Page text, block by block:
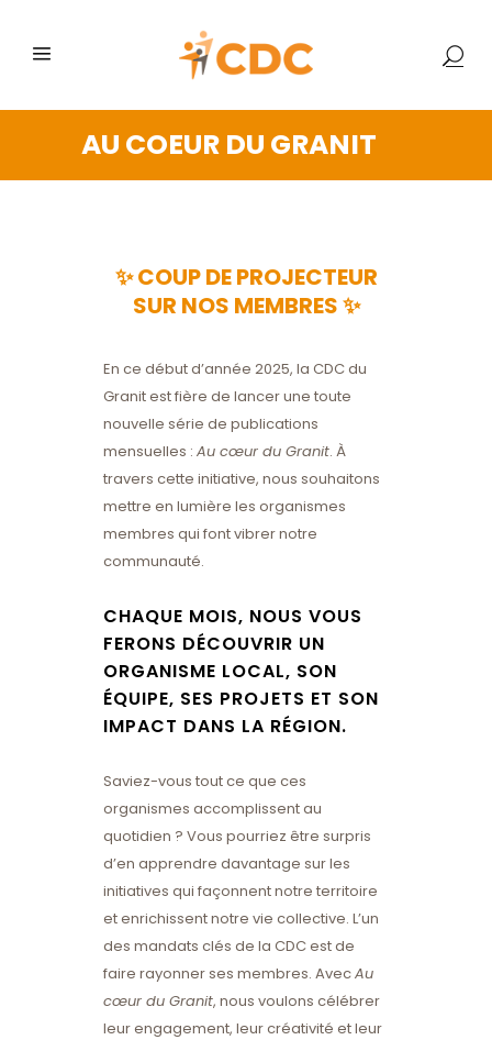
AU COEUR DU GRANIT
✨COUP DE PROJECTEUR
SUR NOS MEMBRES✨
En ce début d’année 2025, la CDC du
Granit est fière de lancer une toute
nouvelle série de publications
mensuelles : Au cœur du Granit. À
travers cette initiative, nous souhaitons
mettre en lumière les organismes
membres qui font vibrer notre
communauté.
CHAQUE MOIS, NOUS VOUS
FERONS DÉCOUVRIR UN
ORGANISME LOCAL, SON
ÉQUIPE, SES PROJETS ET SON
IMPACT DANS LA RÉGION.
Saviez-vous tout ce que ces
organismes accomplissent au
quotidien ? Vous pourriez être surpris
d’en apprendre davantage sur les
initiatives qui façonnent notre territoire
et enrichissent notre vie collective. L’un
des mandats clés de la CDC est de
faire rayonner ses membres. AvecAu
cœur du Granit, nous voulons célébrer
leur engagement, leur créativité et leur